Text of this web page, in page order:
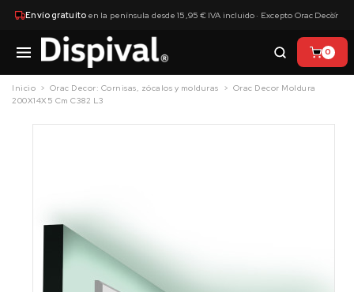
Envío gratuitoen la península desde 15,95 € IVA incluido · Excepto Orac Decor
×
0
Inicio Orac Decor: Cornisas, zócalos y molduras
Orac Decor Moldura
200X14X5 Cm C382 L3